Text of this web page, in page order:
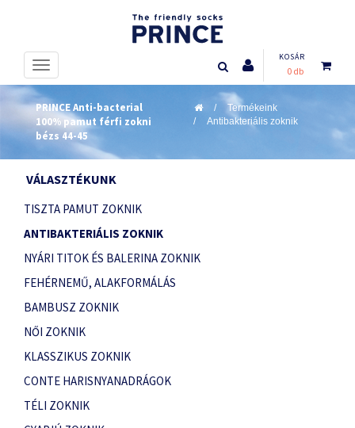
KOSÁR
0 db
PRINCE Anti-bacterial
100% pamut férfi zokni
bézs 44-45
Termékeink
Antibakteriális zoknik
VÁLASZTÉKUNK
TISZTA PAMUT ZOKNIK
ANTIBAKTERIÁLIS ZOKNIK
NYÁRI TITOK ÉS BALERINA ZOKNIK
FEHÉRNEMŰ, ALAKFORMÁLÁS
BAMBUSZ ZOKNIK
NŐI ZOKNIK
KLASSZIKUS ZOKNIK
CONTE HARISNYANADRÁGOK
TÉLI ZOKNIK